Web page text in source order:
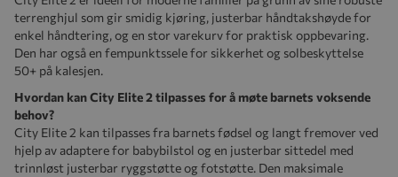
terrenghjul som gir smidig kjøring, justerbar håndtakshøyde for
enkel håndtering, og en stor varekurv for praktisk oppbevaring.
Den har også en fempunktssele for sikkerhet og solbeskyttelse
50+ på kalesjen.
Hvordan kan City Elite 2 tilpasses for å møte barnets voksende
behov?
City Elite 2 kan tilpasses fra barnets fødsel og langt fremover ved
hjelp av adaptere for babybilstol og en justerbar sittedel med
trinnløst justerbar ryggstøtte og fotstøtte. Den maksimale